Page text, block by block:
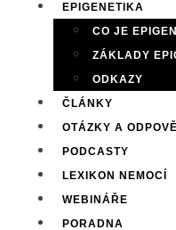
EPIGENETIKA
CO JE
ZÁKLADY
ODKAZY
ČLÁNKY
OTÁZKY A
PODCASTY
LEXIKON NEMOCÍ
WEBINÁŘE
PORADNA